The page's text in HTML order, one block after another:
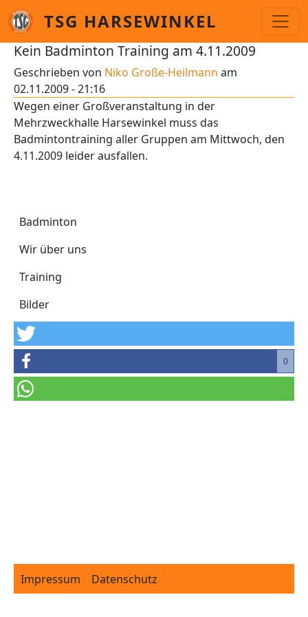
Direkt zum Inhalt
TSG HARSEWINKEL
Badminton
Badminton
Wir über uns
Training
Bilder
Kein Badminton Training am 4.11.2009
Geschrieben von Niko Große-Heilmann am
02.11.2009 - 21:16
Wegen einer Großveranstaltung in der
Mehrzweckhalle Harsewinkel muss das
Badmintontraining aller Gruppen am Mittwoch, den
4.11.2009 leider ausfallen.
0
Footer
Impressum Datenschutz